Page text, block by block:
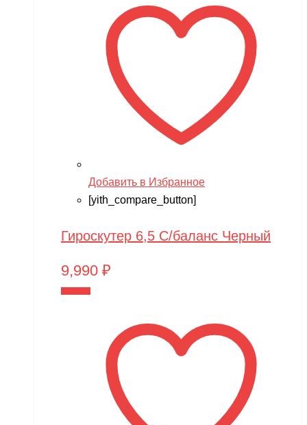
Добавить в Избранное
[yith_compare_button]
Гироскутер 6,5 С/баланс Черный
9,990 ₽